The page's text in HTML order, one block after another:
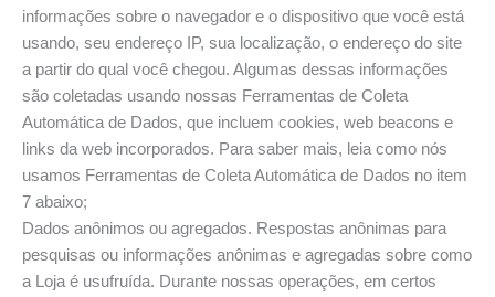
informações sobre o navegador e o dispositivo que você está
usando, seu endereço IP, sua localização, o endereço do site
a partir do qual você chegou. Algumas dessas informações
são coletadas usando nossas Ferramentas de Coleta
Automática de Dados, que incluem cookies, web beacons e
links da web incorporados. Para saber mais, leia como nós
usamos Ferramentas de Coleta Automática de Dados no item
7 abaixo;
Dados anônimos ou agregados. Respostas anônimas para
pesquisas ou informações anônimas e agregadas sobre como
a Loja é usufruída. Durante nossas operações, em certos